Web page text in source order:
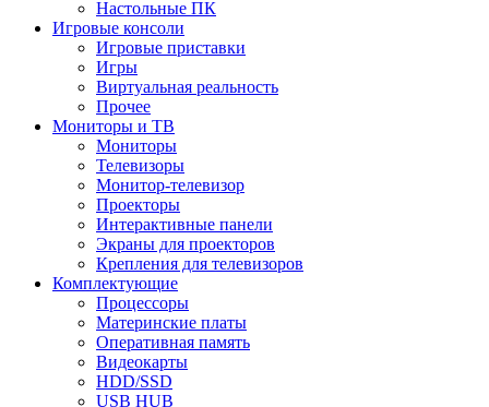
Настольные ПК
Игровые консоли
Игровые приставки
Игры
Виртуальная реальность
Прочее
Мониторы и ТВ
Мониторы
Телевизоры
Монитор-телевизор
Проекторы
Интерактивные панели
Экраны для проекторов
Крепления для телевизоров
Комплектующие
Процессоры
Материнские платы
Оперативная память
Видеокарты
HDD/SSD
USB HUB